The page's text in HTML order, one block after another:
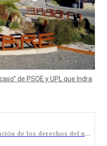
de PSOE y UPL que Indra
Bembibre programa la celebración de los derechos del niño y la jornada contra la violencia de género